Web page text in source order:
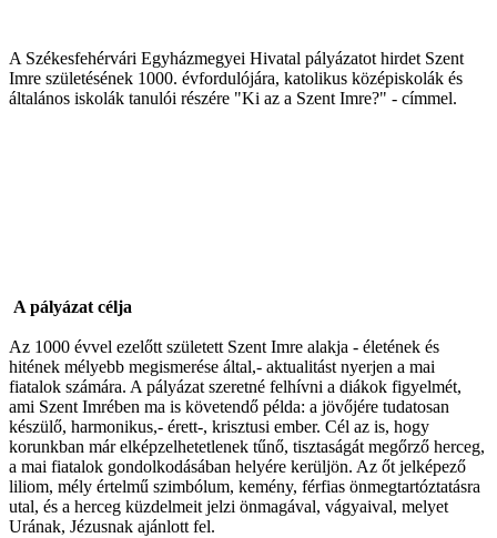
A Székesfehérvári Egyházmegyei Hivatal pályázatot hirdet Szent
Imre születésének 1000. évfordulójára, katolikus középiskolák és
általános iskolák tanulói részére "Ki az a Szent Imre?" - címmel.
A pályázat célja
Az 1000 évvel ezelőtt született Szent Imre alakja - életének és
hitének mélyebb megismerése által,- aktualitást nyerjen a mai
fiatalok számára. A pályázat szeretné felhívni a diákok figyelmét,
ami Szent Imrében ma is követendő példa: a jövőjére tudatosan
készülő, harmonikus,- érett-, krisztusi ember. Cél az is, hogy
korunkban már elképzelhetetlenek tűnő, tisztaságát megőrző herceg,
a mai fiatalok gondolkodásában helyére kerüljön. Az őt jelképező
liliom, mély értelmű szimbólum, kemény, férfias önmegtartóztatásra
utal, és a herceg küzdelmeit jelzi önmagával, vágyaival, melyet
Urának, Jézusnak ajánlott fel.